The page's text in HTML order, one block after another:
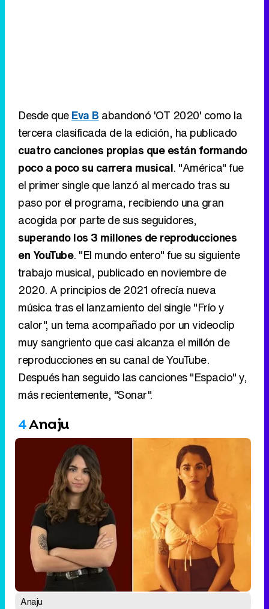
Desde queEva B abandonó 'OT 2020' como la
tercera clasificada de la edición, ha publicado
cuatro canciones propias que están formando
poco a poco su carrera musical. "América" fue
el primer single que lanzó al mercado tras su
paso por el programa, recibiendo una gran
acogida por parte de sus seguidores,
superando los 3 millones de reproducciones
en YouTube. "El mundo entero" fue su siguiente
trabajo musical, publicado en noviembre de
2020. A principios de 2021 ofrecía nueva
música tras el lanzamiento del single "Frío y
calor", un tema acompañado por un videoclip
muy sangriento que casi alcanza el millón de
reproducciones en su canal de YouTube.
Después han seguido las canciones "Espacio" y,
más recientemente, "Sonar".
4Anaju
Anaju